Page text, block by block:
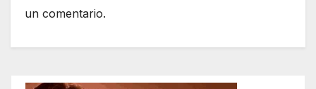
un comentario.